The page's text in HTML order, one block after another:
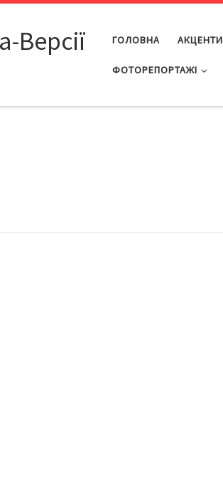
Версії ГОЛОВНА АКЦЕНТИ
ФОТОРЕПОРТАЖІ